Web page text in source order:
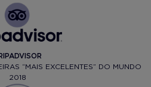
“MAIS EXCELENTES” DO MUNDO
2018